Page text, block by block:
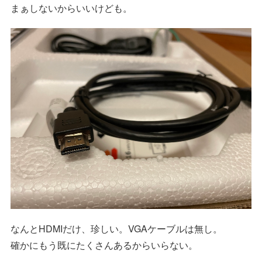
まぁしないからいいけども。
なんとHDMIだけ、珍しい。VGAケーブルは無し。
確かにもう既にたくさんあるからいらない。